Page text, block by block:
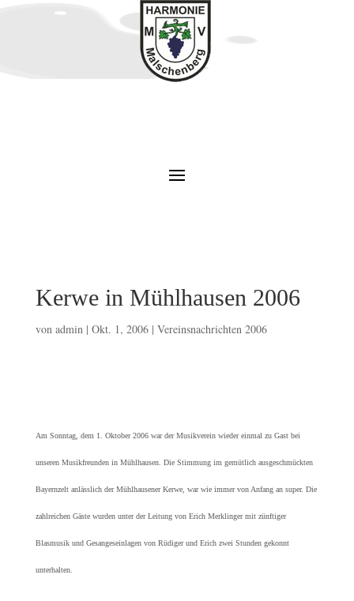
Kerwe in Mühlhausen 2006
von admin| Okt. 1, 2006| Vereinsnachrichten 2006
Am Sonntag, dem 1. Oktober 2006 war der Musikverein wieder einmal zu Gast bei
unseren Musikfreunden in Mühlhausen. Die Stimmung im gemütlich ausgeschmückten
Bayernzelt anlässlich der Mühlhausener Kerwe, war wie immer von Anfang an super. Die
zahlreichen Gäste wurden unter der Leitung von Erich Merklinger mit zünftiger
Blasmusik und Gesangeseinlagen von Rüdiger und Erich zwei Stunden gekonnt
unterhalten.